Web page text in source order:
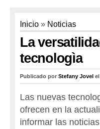
Inicio » Noticias
La
tecnologìa
Publicado por Stefany Jovel
Las nuevas
ofrecen en la
informar las